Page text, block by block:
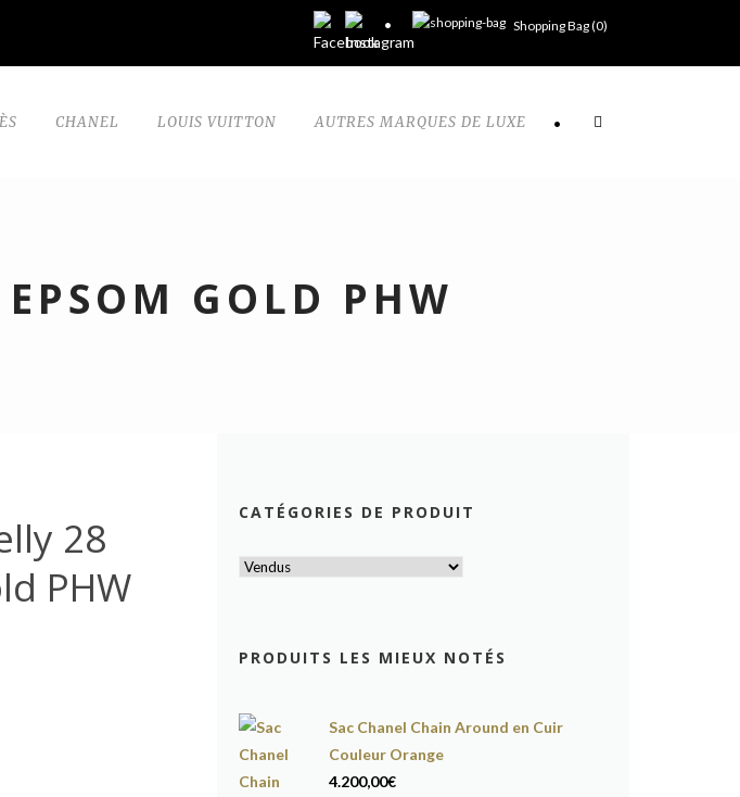
Shopping Bag (0)
CHANEL LOUIS VUITTON AUTRES MARQUES DE LUXE •
GOLD PHW
28
PHW
CATÉGORIES DE PRODUIT
PRODUITS LES MIEUX NOTÉS
Sac Chanel Chain Around en Cuir
Couleur Orange
4.200,00€